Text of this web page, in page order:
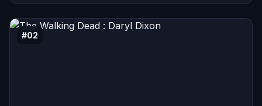
triomphe ? En l'absence de l'autre, peuvent-ils vraiment
considérer qu'ils sont en vie ou vont-ils se rendre
compte que la zombification les a également conquis ?
#02